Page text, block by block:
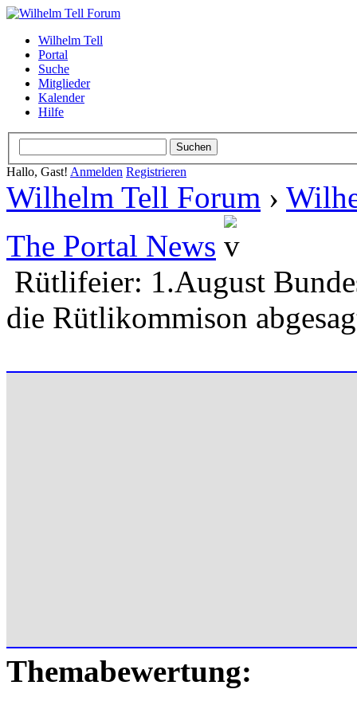
Wilhelm Tell
Portal
Suche
Mitglieder
Kalender
Hilfe
Hallo, Gast! Anmelden Registrieren
Wilhelm Tell Forum ›
The Portal News
Rütlifeier: 1.August
die Rütlikommison
Themabewertung: